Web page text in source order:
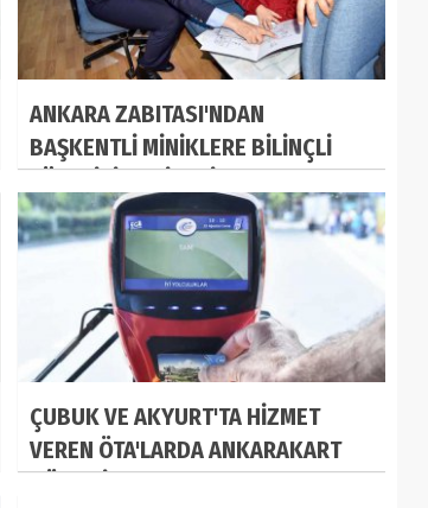
ANKARA ZABITASI'NDAN
BAŞKENTLİ MİNİKLERE BİLİNÇLİ
ÇUBUK VE AKYURT'TA HİZMET
VEREN ÖTA'LARDA ANKARAKART